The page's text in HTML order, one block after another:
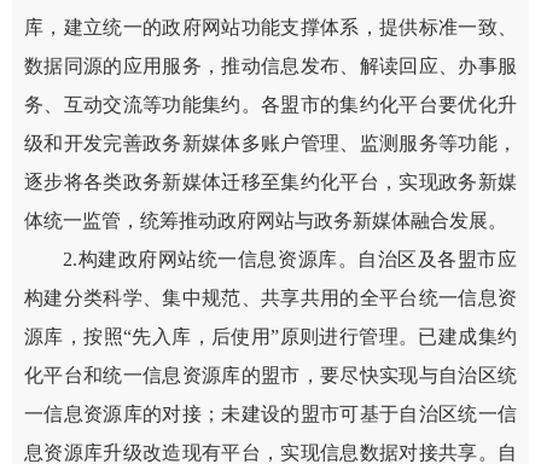
库，建立统一的政府网站功能支撑体系，提供标准一致、
数据同源的应用服务，推动信息发布、解读回应、办事服
务、互动交流等功能集约。各盟市的集约化平台要优化升
级和开发完善政务新媒体多账户管理、监测服务等功能，
逐步将各类政务新媒体迁移至集约化平台，实现政务新媒
体统一监管，统筹推动政府网站与政务新媒体融合发展。
2.构建政府网站统一信息资源库。自治区及各盟市应
构建分类科学、集中规范、共享共用的全平台统一信息资
源库，按照“先入库，后使用”原则进行管理。已建成集约
化平台和统一信息资源库的盟市，要尽快实现与自治区统
一信息资源库的对接；未建设的盟市可基于自治区统一信
息资源库升级改造现有平台，实现信息数据对接共享。自